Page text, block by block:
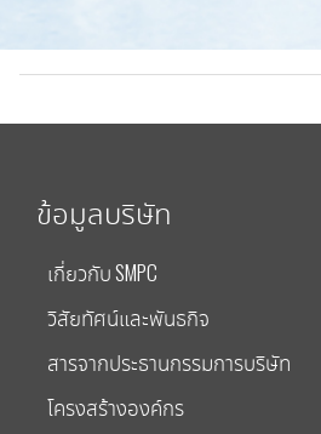
ข้อมูลบริษัท
เกี่ยวกับ SMPC
วิสัยทัศน์และพันธกิจ
สารจากประธานกรรมการบริษัท
โครงสร้างองค์กร